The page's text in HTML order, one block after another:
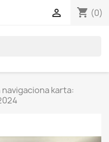
shopping_cart (0)

karta: